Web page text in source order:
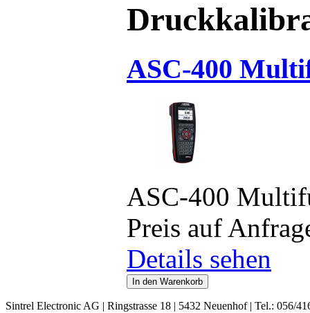
ASC-400
ASC-400
Preis auf
Details sehen
Sintrel Electronic AG | Ringstrasse 18 | 5432 Neuenhof | Tel.: 056/